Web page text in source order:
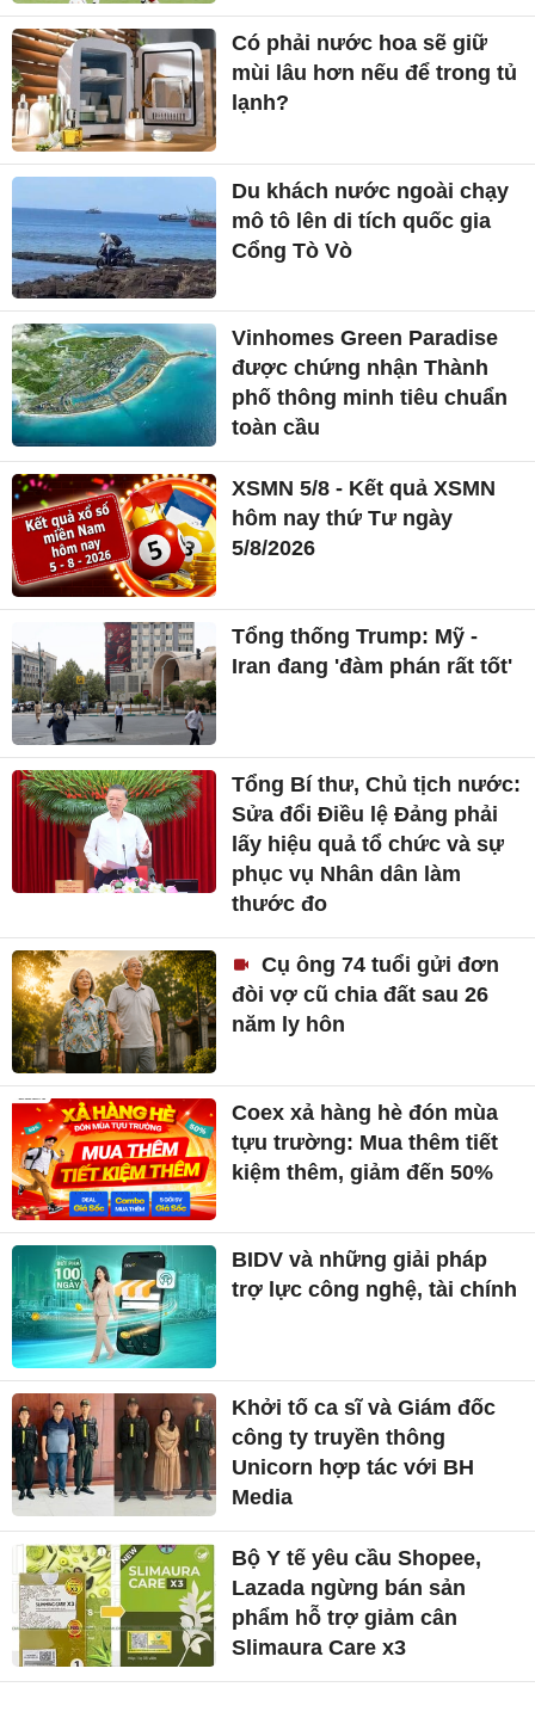
Có phải nước hoa sẽ giữ
mùi lâu hơn nếu để trong tủ
lạnh?
Du khách nước ngoài chạy
mô tô lên di tích quốc gia
Cổng Tò Vò
Vinhomes Green Paradise
được chứng nhận Thành
phố thông minh tiêu chuẩn
toàn cầu
XSMN 5/8 - Kết quả XSMN
hôm nay thứ Tư ngày
5/8/2026
Tổng thống Trump: Mỹ -
Iran đang 'đàm phán rất tốt'
Tổng Bí thư, Chủ tịch nước:
Sửa đổi Điều lệ Đảng phải
lấy hiệu quả tổ chức và sự
phục vụ Nhân dân làm
thước đo
Cụ ông 74 tuổi gửi đơn
đòi vợ cũ chia đất sau 26
năm ly hôn
Coex xả hàng hè đón mùa
tựu trường: Mua thêm tiết
kiệm thêm, giảm đến 50%
BIDV và những giải pháp
trợ lực công nghệ, tài chính
Khởi tố ca sĩ và Giám đốc
công ty truyền thông
Unicorn hợp tác với BH
Media
Bộ Y tế yêu cầu Shopee,
Lazada ngừng bán sản
phẩm hỗ trợ giảm cân
Slimaura Care x3